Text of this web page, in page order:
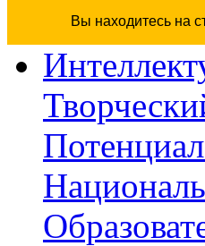
Вы находитесь на